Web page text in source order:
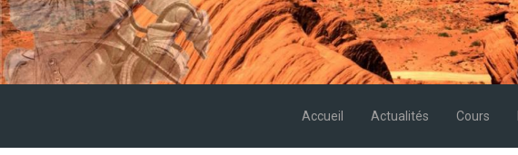
Accueil Actualités Cours